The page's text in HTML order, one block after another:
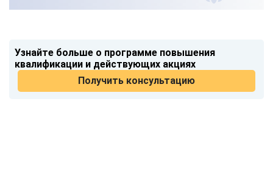
Узнайте больше о программе повышения
квалификации и действующих акциях
Получить консультацию